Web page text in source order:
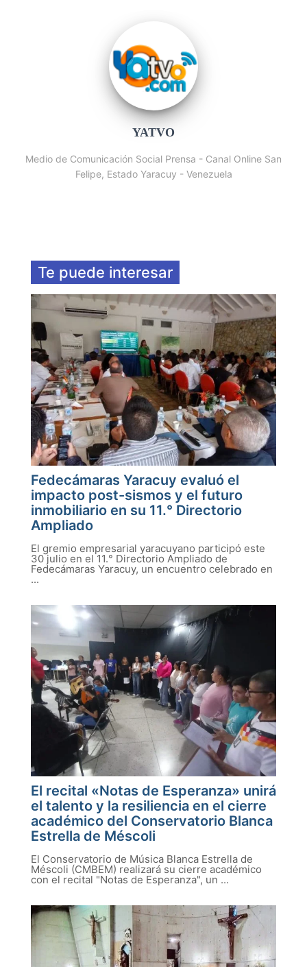
YATVO
Medio de Comunicación Social Prensa - Canal Online San
Felipe, Estado Yaracuy - Venezuela
Te puede interesar
Fedecámaras Yaracuy evaluó el
impacto post-sismos y el futuro
inmobiliario en su 11.° Directorio
Ampliado
El gremio empresarial yaracuyano participó este
30 julio en el 11.° Directorio Ampliado de
Fedecámaras Yaracuy, un encuentro celebrado en
...
El recital «Notas de Esperanza» unirá
el talento y la resiliencia en el cierre
académico del Conservatorio Blanca
Estrella de Méscoli
El Conservatorio de Música Blanca Estrella de
Méscoli (CMBEM) realizará su cierre académico
con el recital "Notas de Esperanza", un ...